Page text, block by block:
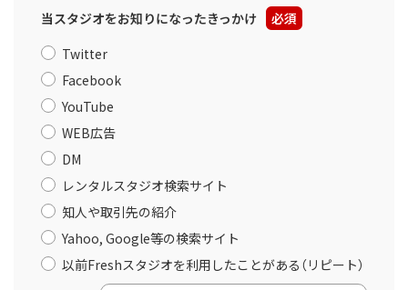
当スタジオをお知りになったきっかけ
必須
Twitter
Facebook
YouTube
WEB広告
DM
レンタルスタジオ検索サイト
知人や取引先の紹介
Yahoo, Google等の検索サイト
以前Freshスタジオを利用したことがある（リピート）